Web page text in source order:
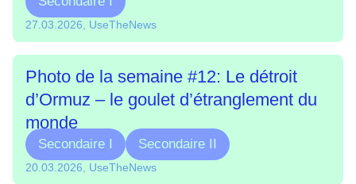
27.03.2026, UseTheNews
Photo de la semaine #12: Le détroit
d’Ormuz – le goulet d’étranglement du
monde
Secondaire I Secondaire II
20.03.2026, UseTheNews